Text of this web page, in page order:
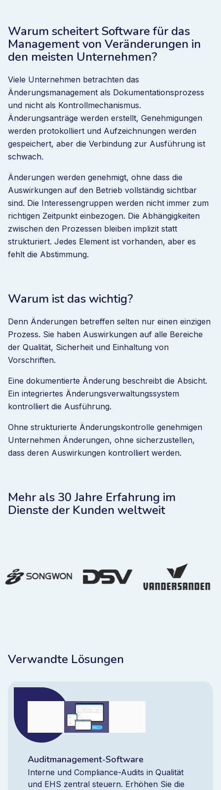
Warum scheitert Software für das
Management von Veränderungen in
den meisten Unternehmen?
Viele Unternehmen betrachten das
Änderungsmanagement als Dokumentationsprozess
und nicht als Kontrollmechanismus.
Änderungsanträge werden erstellt, Genehmigungen
werden protokolliert und Aufzeichnungen werden
gespeichert, aber die Verbindung zur Ausführung ist
schwach.
Änderungen werden genehmigt, ohne dass die
Auswirkungen auf den Betrieb vollständig sichtbar
sind. Die Interessengruppen werden nicht immer zum
richtigen Zeitpunkt einbezogen. Die Abhängigkeiten
zwischen den Prozessen bleiben implizit statt
strukturiert. Jedes Element ist vorhanden, aber es
fehlt die Abstimmung.
Warum ist das wichtig?
Denn Änderungen betreffen selten nur einen einzigen
Prozess. Sie haben Auswirkungen auf alle Bereiche
der Qualität, Sicherheit und Einhaltung von
Vorschriften.
Eine dokumentierte Änderung beschreibt die Absicht.
Ein integriertes Änderungsverwaltungssystem
kontrolliert die Ausführung.
Ohne strukturierte Änderungskontrolle genehmigen
Unternehmen Änderungen, ohne sicherzustellen,
dass deren Auswirkungen kontrolliert werden.
Mehr als 30 Jahre Erfahrung im
Dienste der Kunden weltweit
Verwandte Lösungen
Auditmanagement-Software
Interne und Compliance-Audits in Qualität
und EHS zentral steuern. Erhöhen Sie die